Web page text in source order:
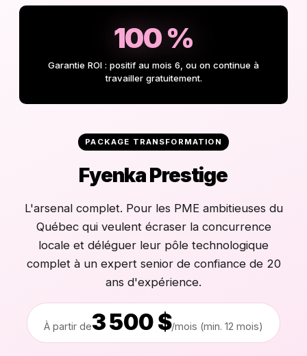
100 %
Garantie ROI : positif au mois 6, ou on continue à
travailler gratuitement.
PACKAGE TRANSFORMATION
Fyenka Prestige
L'arsenal complet. Pour les PME ambitieuses du
Québec qui veulent écraser la concurrence
locale et déléguer leur pôle technologique
complet à un expert senior de confiance de 20
ans d'expérience.
À partir de3 500 $/mois (min. 12 mois)